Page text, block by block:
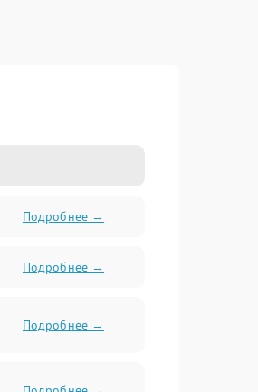
Подробнее →
Подробнее →
Подробнее →